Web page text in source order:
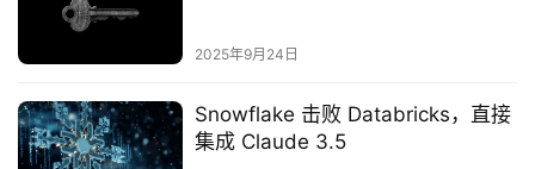
2025年9月24日
Snowflake 击败 Databricks，直接
集成 Claude 3.5